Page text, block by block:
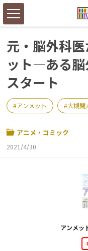
元・脳外科
ット―ある
スタート
アンメット 大槻閑
アニメ・コミック
2021/4/30
アンメ